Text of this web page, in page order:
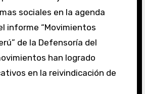
sociales en la agenda
informe “Movimientos
de la Defensoría del
han logrado
en la reivindicación de